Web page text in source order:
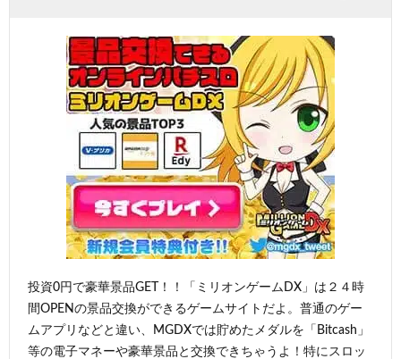
投資0円で豪華景品GET！！「ミリオンゲームDX」は２４時
間OPENの景品交換ができるゲームサイトだよ。普通のゲー
ムアプリなどと違い、MGDXでは貯めたメダルを「Bitcash」
等の電子マネーや豪華景品と交換できちゃうよ！特にスロッ